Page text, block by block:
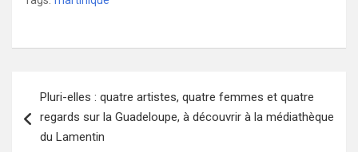
de
l’article
Pluri-elles : quatre artistes, quatre femmes et quatre
regards sur la Guadeloupe, à découvrir à la médiathèque
du Lamentin